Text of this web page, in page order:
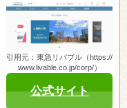
引用元：東急リバブル（https://
www.livable.co.jp/corp/）
公式サイト